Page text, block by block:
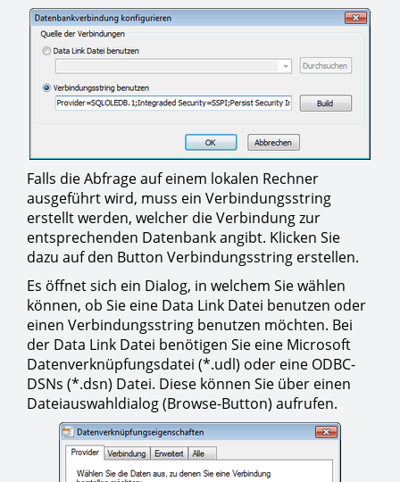
Falls die Abfrage auf einem lokalen Rechner
ausgeführt wird, muss ein Verbindungsstring
erstellt werden, welcher die Verbindung zur
entsprechenden Datenbank angibt. Klicken Sie
dazu auf den Button Verbindungsstring erstellen.
Es öffnet sich ein Dialog, in welchem Sie wählen
können, ob Sie eine Data Link Datei benutzen oder
einen Verbindungsstring benutzen möchten. Bei
der Data Link Datei benötigen Sie eine Microsoft
Datenverknüpfungsdatei (*.udl) oder eine ODBC-
DSNs (*.dsn) Datei. Diese können Sie über einen
Dateiauswahldialog (Browse-Button) aufrufen.